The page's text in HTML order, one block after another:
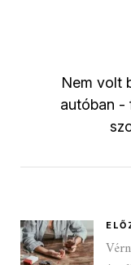
Nem volt
autóban -